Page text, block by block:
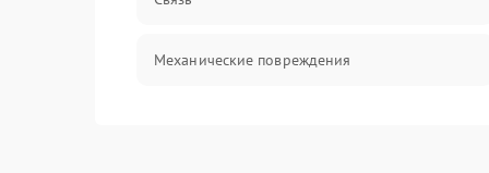
Механические повреждения